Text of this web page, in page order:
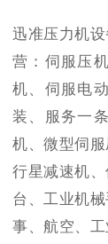
迅准压力机
营：伺服压
机、伺服电
装、服务一
机、微型伺服
行星减速机
台、工业机
事、航空、